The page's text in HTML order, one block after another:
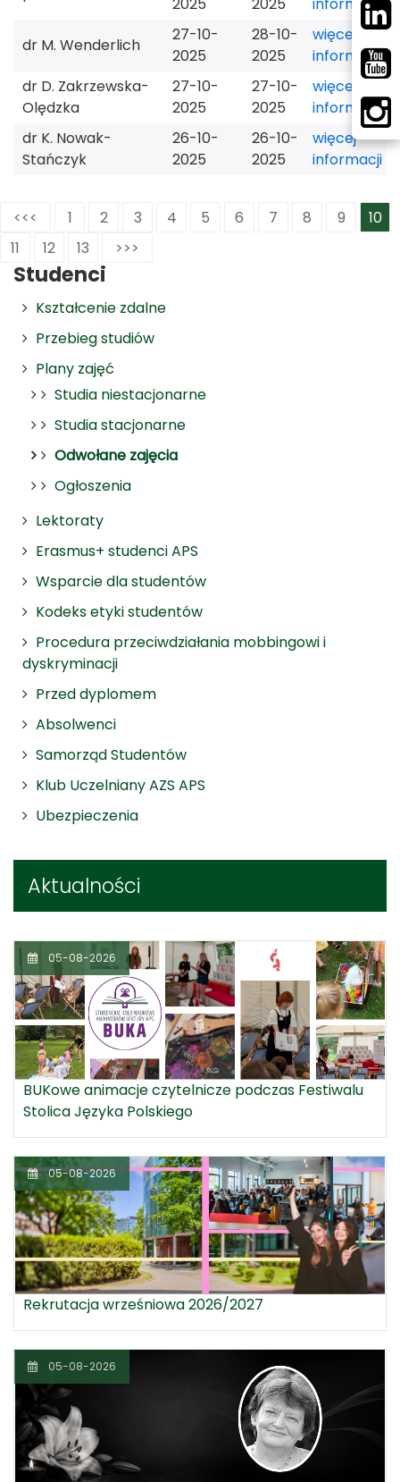
Studenci
Kształcenie zdalne
Przebieg studiów
Plany zajęć
Studia niestacjonarne
Studia stacjonarne
Odwołane zajęcia
Ogłoszenia
Lektoraty
Erasmus+ studenci APS
Wsparcie dla studentów
Kodeks etyki studentów
Procedura przeciwdziałania mobbingowi i
dyskryminacji
Przed dyplomem
Absolwenci
Samorząd Studentów
Klub Uczelniany AZS APS
Ubezpieczenia
Aktualności
05-08-2026
BUKowe animacje czytelnicze podczas Festiwalu
Stolica Języka Polskiego
05-08-2026
Rekrutacja wrześniowa 2026/2027
05-08-2026
2025 2025
informacji
dr M. Wenderlich
27-10-
2025
28-10-
2025
więcej
informacji
dr D. Zakrzewska-
Olędzka
27-10-
2025
27-10-
2025
więcej
informacji
dr K. Nowak-
Stańczyk
26-10-
2025
26-10-
2025
więcej
informacji
<<< 1 2 3 4 5 6 7 8 9
10
11
12 13 >>>